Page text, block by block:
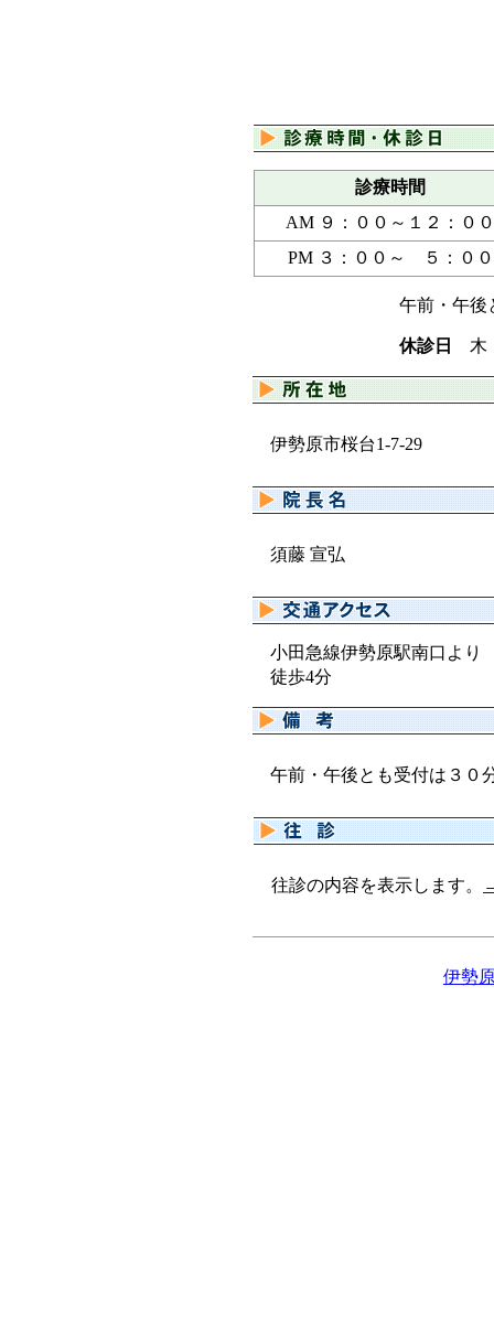
診療時間
AM ９：００～１２：００
PM ３：００～ ５：００
午前・午後
休診日 木
伊勢原市桜台1-7-29
須藤 宣弘
小田急線伊勢原駅南口より
徒歩4分
午前・午後とも受付は３０
往診の内容を表示します。
伊勢